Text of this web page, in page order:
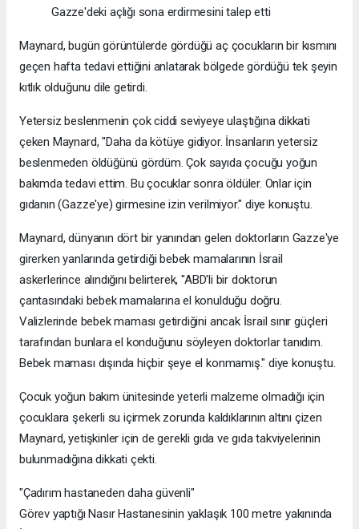
Gazze'deki açlığı sona erdirmesini talep etti
Maynard, bugün görüntülerde gördüğü aç çocukların bir kısmını
geçen hafta tedavi ettiğini anlatarak bölgede gördüğü tek şeyin
kıtlık olduğunu dile getirdi.
Yetersiz beslenmenin çok ciddi seviyeye ulaştığına dikkati
çeken Maynard, "Daha da kötüye gidiyor. İnsanların yetersiz
beslenmeden öldüğünü gördüm. Çok sayıda çocuğu yoğun
bakımda tedavi ettim. Bu çocuklar sonra öldüler. Onlar için
gıdanın (Gazze'ye) girmesine izin verilmiyor." diye konuştu.
Maynard, dünyanın dört bir yanından gelen doktorların Gazze'ye
girerken yanlarında getirdiği bebek mamalarının İsrail
askerlerince alındığını belirterek, "ABD'li bir doktorun
çantasındaki bebek mamalarına el konulduğu doğru.
Valizlerinde bebek maması getirdiğini ancak İsrail sınır güçleri
tarafından bunlara el konduğunu söyleyen doktorlar tanıdım.
Bebek maması dışında hiçbir şeye el konmamış." diye konuştu.
Çocuk yoğun bakım ünitesinde yeterli malzeme olmadığı için
çocuklara şekerli su içirmek zorunda kaldıklarının altını çizen
Maynard, yetişkinler için de gerekli gıda ve gıda takviyelerinin
bulunmadığına dikkati çekti.
"Çadırım hastaneden daha güvenli"
Görev yaptığı Nasır Hastanesinin yaklaşık 100 metre yakınında